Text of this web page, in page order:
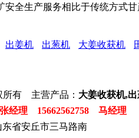
全生产服务相比于传统方式甘
出姜机 出葱机 大姜收获机
有 主营产品： 大姜收获机,
经理 15662562758 马经理
东省安丘市三马路南